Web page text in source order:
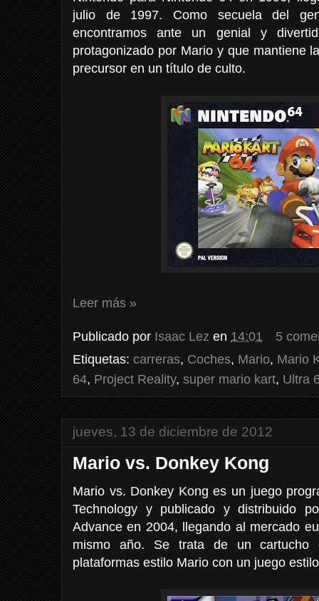
julio de 1997. Como secuela del
encontramos ante un genial y
protagonizado por Mario y que mantiene
precursor en un título de culto.
Leer más »
Publicado por Isaac Lez en 14:01
5
Etiquetas: carreras, Coches, Mario, Mario
64, Project Reality, super mario kart, Ultra
jueves, 13 de diciembre de 2012
Mario vs. Donkey Kong
Mario vs. Donkey Kong es un juego
Technology y publicado y distribuido
Advance en 2004, llegando al mercado
mismo año. Se trata de un cartucho
plataformas estilo Mario con un juego